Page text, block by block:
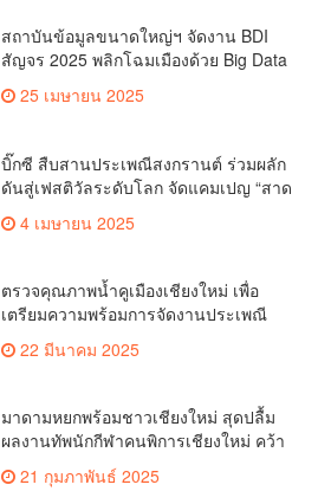
สถาบันข้อมูลขนาดใหญ่ฯ จัดงาน BDI
สัญจร 2025 พลิกโฉมเมืองด้วย Big Data
& AI ครั้งที่ 2 ที่ จ.เชียงใหม่ ผลักดันการใช้
ข้อมูลเพื่อยกระดับเมือง สังคม และ
25 เมษายน 2025
บิ๊กซี สืบสานประเพณีสงกรานต์ ร่วมผลัก
ดันสู่เฟสติวัลระดับโลก จัดแคมเปญ “สาด
สูงสุด 50% กระตุ้นการเดินทางนักท่อง
2,132 ล้านบาท
4 เมษายน 2025
ตรวจคุณภาพน้ำคูเมืองเชียงใหม่ เพื่อ
เตรียมความพร้อมการจัดงานประเพณี
สงกรานต์ หรือป๋าเวณีปี๋ใหม่เมืองเจียงใหม่
ประจำปี 2568 บริเวณคูเมือง
22 มีนาคม 2025
มาดามหยกพร้อมชาวเชียงใหม่ สุดปลื้ม
ผลงานทัพนักกีฬาคนพิการเชียงใหม่ คว้า
เหรียญ “อัญมณีเกมส์”ที่จันทบุรีam
เชียงใหม่
21 กุมภาพันธ์ 2025